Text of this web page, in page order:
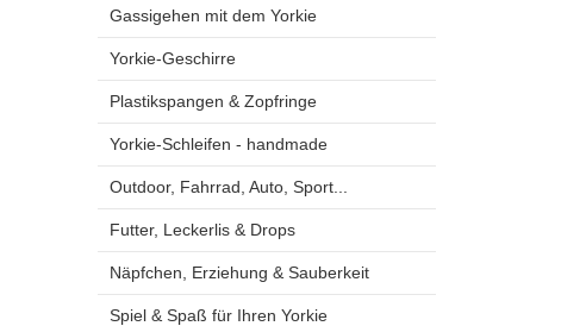
Gassigehen mit dem Yorkie
Yorkie-Geschirre
Plastikspangen & Zopfringe
Yorkie-Schleifen - handmade
Outdoor, Fahrrad, Auto, Sport...
Futter, Leckerlis & Drops
Näpfchen, Erziehung & Sauberkeit
Spiel & Spaß für Ihren Yorkie